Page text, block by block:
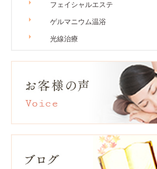
フェイシャルエステ
ゲルマニウム温浴
光線治療